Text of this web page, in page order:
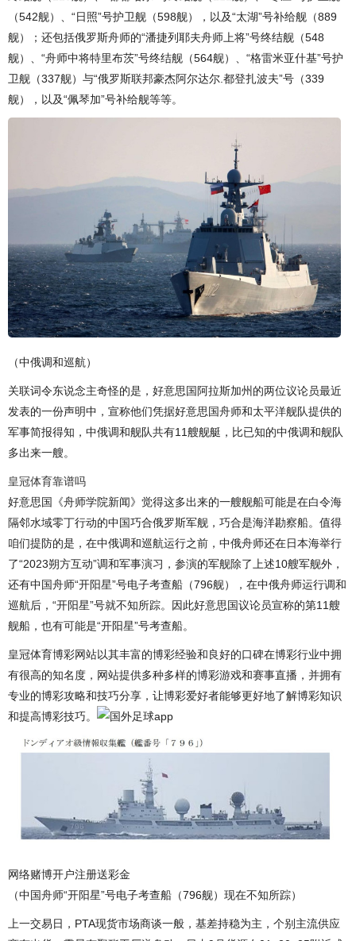
（542舰）、“日照”号护卫舰（598舰），以及“太湖”号补给舰（889
舰）；还包括俄罗斯舟师的“潘捷列耶夫舟师上将”号终结舰（548
舰）、“舟师中将特里布茨”号终结舰（564舰）、“格雷米亚什基”号护
卫舰（337舰）与“俄罗斯联邦豪杰阿尔达尔.都登扎波夫”号（339
舰），以及“佩琴加”号补给舰等等。
（中俄调和巡航）
关联词令东说念主奇怪的是，好意思国阿拉斯加州的两位议论员最近
发表的一份声明中，宣称他们凭据好意思国舟师和太平洋舰队提供的
军事简报得知，中俄调和舰队共有11艘舰艇，比已知的中俄调和舰队
多出来一艘。
皇冠体育靠谱吗
好意思国《舟师学院新闻》觉得这多出来的一艘舰船可能是在白令海
隔邻水域零丁行动的中国巧合俄罗斯军舰，巧合是海洋勘察船。值得
咱们提防的是，在中俄调和巡航运行之前，中俄舟师还在日本海举行
了“2023朔方互动”调和军事演习，参演的军舰除了上述10艘军舰外，
还有中国舟师“开阳星”号电子考查船（796舰），在中俄舟师运行调和
巡航后，“开阳星”号就不知所踪。因此好意思国议论员宣称的第11艘
舰船，也有可能是“开阳星”号考查船。
皇冠体育博彩网站以其丰富的博彩经验和良好的口碑在博彩行业中拥
有很高的知名度，网站提供多种多样的博彩游戏和赛事直播，并拥有
专业的博彩攻略和技巧分享，让博彩爱好者能够更好地了解博彩知识
和提高博彩技巧。
网络赌博开户注册送彩金
（中国舟师“开阳星”号电子考查船（796舰）现在不知所踪）
上一交易日，PTA现货市场商谈一般，基差持稳为主，个别主流供应